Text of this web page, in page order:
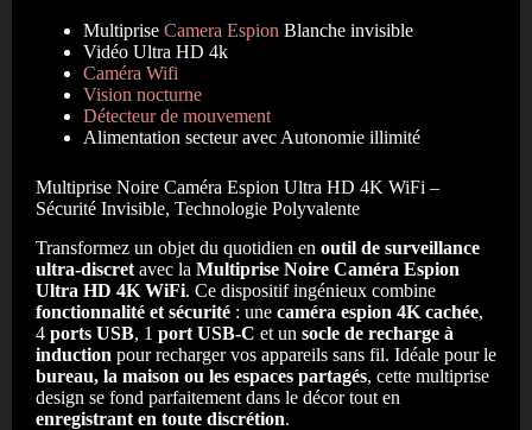
Multiprise Camera Espion Blanche invisible
Vidéo Ultra HD 4k
Caméra Wifi
Vision nocturne
Détecteur de mouvement
Alimentation secteur avec Autonomie illimité
Multiprise Noire Caméra Espion Ultra HD 4K WiFi –
Sécurité Invisible, Technologie Polyvalente
Transformez un objet du quotidien en outil de surveillance
ultra-discret avec la Multiprise Noire Caméra Espion
Ultra HD 4K WiFi. Ce dispositif ingénieux combine
fonctionnalité et sécurité : une caméra espion 4K cachée,
4 ports USB, 1 port USB-C et un socle de recharge à
induction pour recharger vos appareils sans fil. Idéale pour le
bureau, la maison ou les espaces partagés, cette multiprise
design se fond parfaitement dans le décor tout en
enregistrant en toute discrétion.